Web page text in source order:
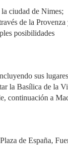
ciudad de Nimes;
de la Provenza
posibilidades
sus
la Basílica de la
continuación a
de España,